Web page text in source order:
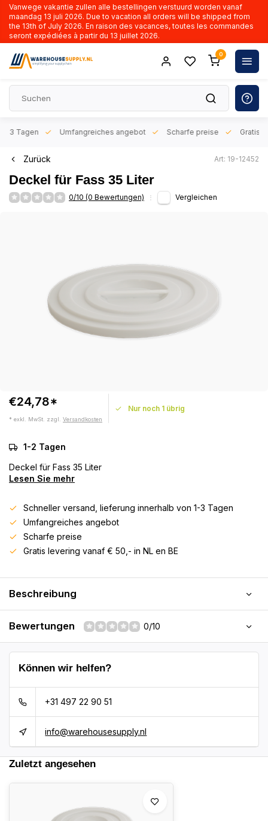
Vanwege vakantie zullen alle bestellingen verstuurd worden vanaf
maandag 13 juli 2026. Due to vacation all orders will be shipped from
the 13th of July 2026. En raison des vacances, toutes les commandes
seront expédiées à partir du 13 juillet 2026.
0
3 Tagen Umfangreiches angebot Scharfe preise Gratis
Zurück Art: 19-12452
Deckel für Fass 35 Liter
0/10 (0 Bewertungen) Vergleichen
€24,78*
* exkl. MwSt. zzgl. Versandkosten
Nur noch 1 übrig
1-2 Tagen
Deckel für Fass 35 Liter
Lesen Sie mehr
Schneller versand, lieferung innerhalb von 1-3 Tagen
Umfangreiches angebot
Scharfe preise
Gratis levering vanaf € 50,- in NL en BE
Beschreibung
Bewertungen 0/10
Können wir helfen?
+31 497 22 90 51
info@warehousesupply.nl
Zuletzt angesehen